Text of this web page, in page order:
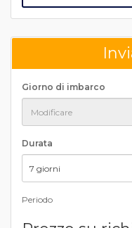
Giorno di imbarco
Durata
Periodo